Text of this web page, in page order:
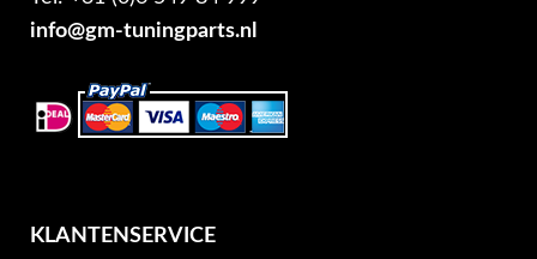
info@gm-tuningparts.nl
KLANTENSERVICE